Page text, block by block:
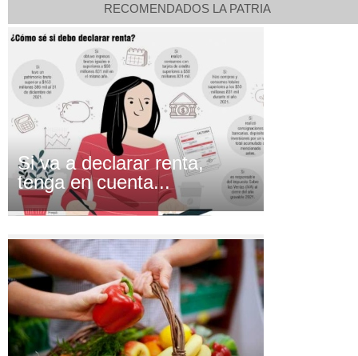
RECOMENDADOS LA PATRIA
Si va a declarar renta,
tenga en cuenta...